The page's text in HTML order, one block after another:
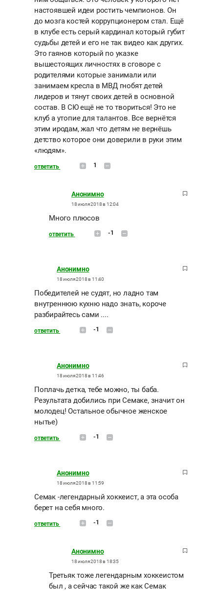
настоявшей идеи ростить чемпионов. Он
до мозга костей коррупционером стал. Ещё
в клубе есть серый кардинал который губит
судьбы детей и его не так видео как других.
Это гаянов который по указке
вышестоящих личностях в сговоре с
родителями которые занимали или
занимаем кресла в МВД гнобят детей
лидеров и тянут своих детей в основной
состав. В СЮ ещё не то твориться! Это не
клуб а утопие для талантов. Все вернётся
этим иродам, жал что детям не вернёшь
детство которое они доверили в руки этим
«людям».
ответить 1
Анонимно
18 июля 2018 в 12:04
Много плюсов
ответить -1
Анонимно
18 июля 2018 в 11:40
Победителей не судят, но ладно там
внутреннюю кухню надо знать, короче
разбирайтесь сами ....
ответить -1
Анонимно
18 июля 2018 в 11:46
Поплачь детка, тебе можно, ты баба.
Результата добились при Семаке, значит он
молодец! Остальное обычное женское
нытье)
ответить -1
Анонимно
18 июля 2018 в 11:59
Семак -легендарный хоккеист, а эта особа
берет на себя много.
ответить -1
Анонимно
18 июля 2018 в 18:35
Третьяк тоже легендарным хоккеистом
был , а сейчас такой же как Семак